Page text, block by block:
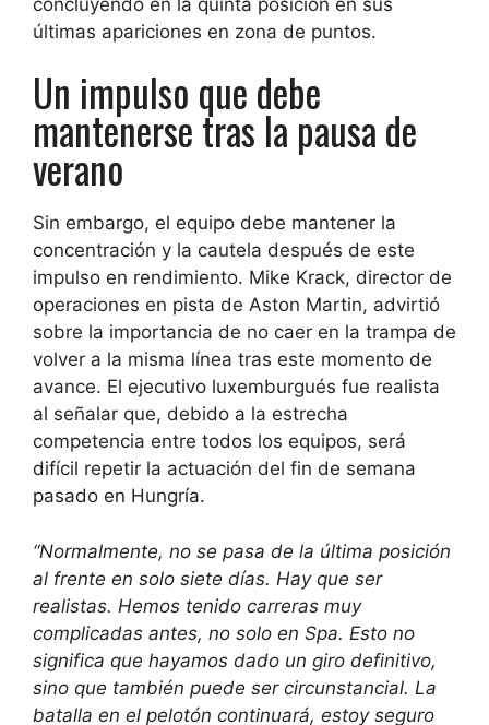
últimas apariciones en zona de puntos.
Un impulso que debe
mantenerse tras la pausa de
verano
Sin embargo, el equipo debe mantener la
concentración y la cautela después de este
impulso en rendimiento. Mike Krack, director de
operaciones en pista de Aston Martin, advirtió
sobre la importancia de no caer en la trampa de
volver a la misma línea tras este momento de
avance. El ejecutivo luxemburgués fue realista
al señalar que, debido a la estrecha
competencia entre todos los equipos, será
difícil repetir la actuación del fin de semana
pasado en Hungría.
“Normalmente, no se pasa de la última posición
al frente en solo siete días. Hay que ser
realistas. Hemos tenido carreras muy
complicadas antes, no solo en Spa. Esto no
significa que hayamos dado un giro definitivo,
sino que también puede ser circunstancial. La
batalla en el pelotón continuará, estoy seguro